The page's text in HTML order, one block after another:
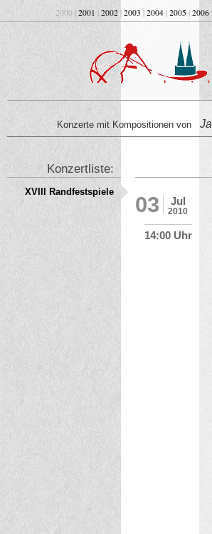
2000 | 2001 | 2002 | 2003 | 2004 | 2005 | 2006|
Konzerte mit Kompositionen von
Jul
2010
03
14:00 Uhr
Konzertliste:
XVIII Randfestspiele